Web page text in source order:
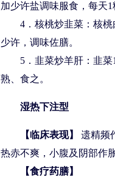
加少许盐调味服食，每天1
4．核桃炒韭菜：核桃
少许，调味佐膳。
5．韭菜炒羊肝：韭菜
熟、食之。
湿热下注型
【临床表现】
遗精频
热赤不爽，小腹及阴部作
【食疗药膳】